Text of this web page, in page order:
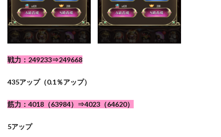
戦力：249233⇒249668
435アップ（0.1％アップ）
筋力：4018（63984）⇒4023（64620）
5アップ